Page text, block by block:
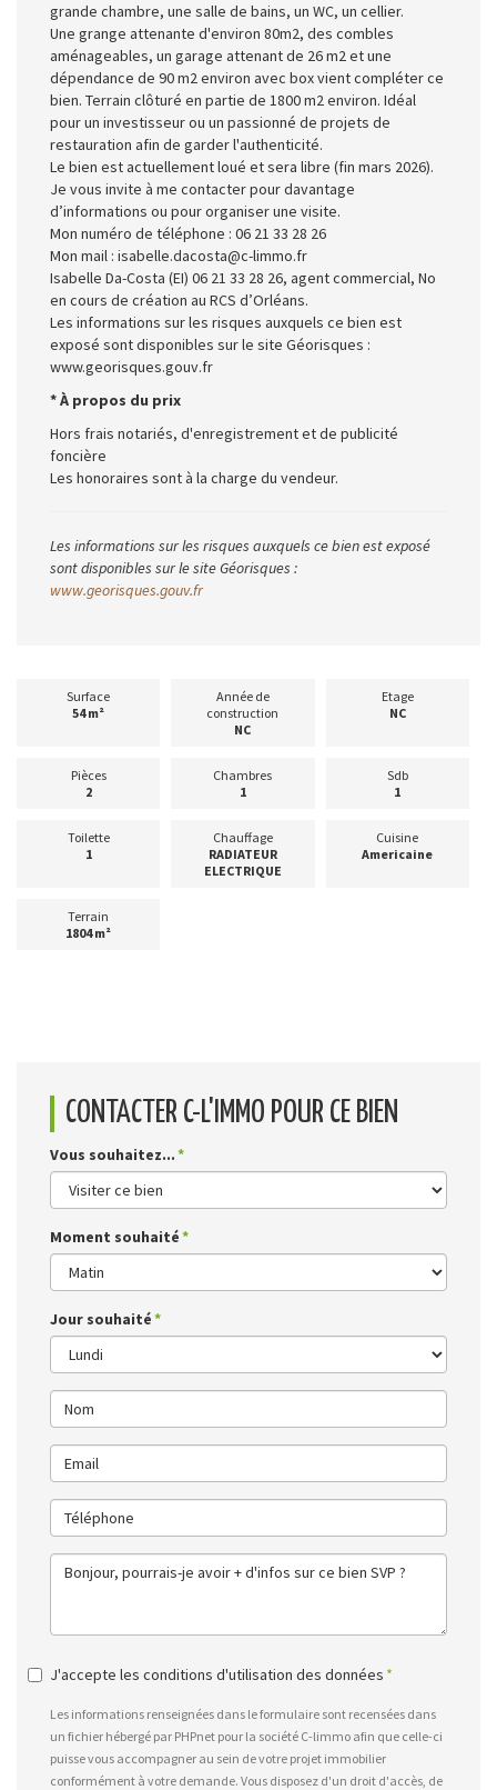
grande chambre, une salle de bains, un WC, un cellier.
Une grange attenante d'environ 80m2, des combles
aménageables, un garage attenant de 26 m2 et une
dépendance de 90 m2 environ avec box vient compléter ce
bien. Terrain clôturé en partie de 1800 m2 environ. Idéal
pour un investisseur ou un passionné de projets de
restauration afin de garder l'authenticité.
Le bien est actuellement loué et sera libre (fin mars 2026).
Je vous invite à me contacter pour davantage
d’informations ou pour organiser une visite.
Mon numéro de téléphone : 06 21 33 28 26
Mon mail : isabelle.dacosta@c-limmo.fr
Isabelle Da-Costa (EI) 06 21 33 28 26, agent commercial, No
en cours de création au RCS d’Orléans.
Les informations sur les risques auxquels ce bien est
exposé sont disponibles sur le site Géorisques :
www.georisques.gouv.fr
* À propos du prix
Hors frais notariés, d'enregistrement et de publicité
foncière
Les honoraires sont à la charge du vendeur.
Les informations sur les risques auxquels ce bien est exposé
sont disponibles sur le site Géorisques :
www.georisques.gouv.fr
Surface
54 m²
Année de
construction
NC
Etage
NC
Pièces
2
Chambres
1
Sdb
1
Toilette
1
Chauffage
RADIATEUR
ELECTRIQUE
Cuisine
Americaine
Terrain
1804 m²
CONTACTER C-L'IMMO POUR CE BIEN
Vous souhaitez...
Moment souhaité
Jour souhaité
J'accepte les conditions d'utilisation des données
Les informations renseignées dans le formulaire sont recensées dans
un fichier hébergé par PHPnet pour la société C-limmo afin que celle-ci
puisse vous accompagner au sein de votre projet immobilier
conformément à votre demande. Vous disposez d'un droit d'accès, de